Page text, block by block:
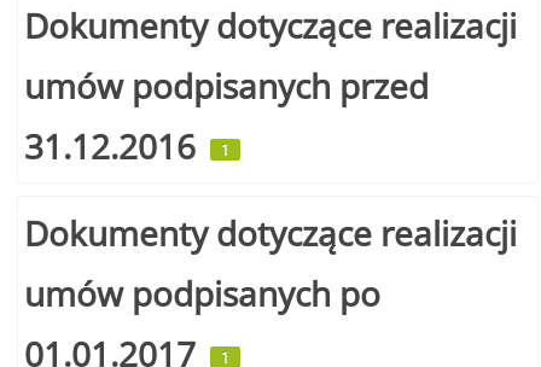
Dokumenty dotyczące realizacji
umów podpisanych przed
31.12.2016
1
Dokumenty dotyczące realizacji
umów podpisanych po
01.01.2017
1